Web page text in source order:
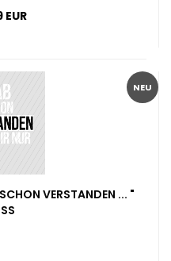
NEU
VERSTANDEN ... "